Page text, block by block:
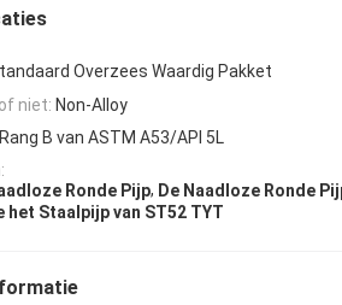
Overzees Waardig Pakket
niet: Non-Alloy
B van ASTM A53/API 5L
Ronde Pijp, De Naadloze Ronde
het Staalpijp van ST52 TYT